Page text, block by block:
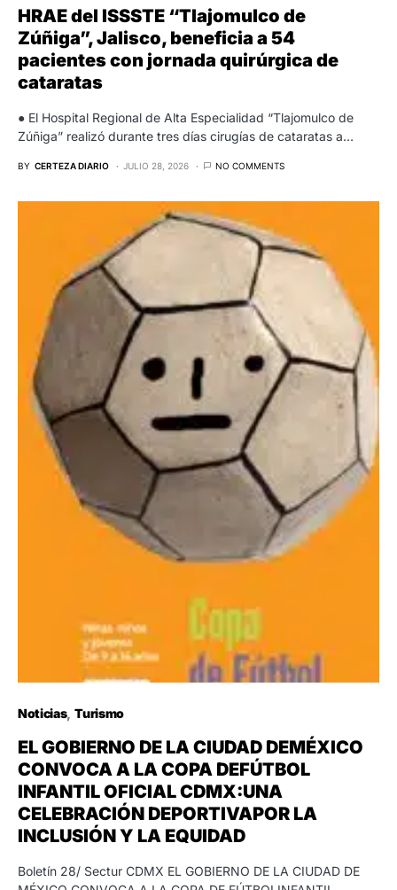
HRAE del ISSSTE “Tlajomulco de
Zúñiga”, Jalisco, beneficia a 54
pacientes con jornada quirúrgica de
cataratas
● El Hospital Regional de Alta Especialidad “Tlajomulco de
Zúñiga” realizó durante tres días cirugías de cataratas a…
BY CERTEZA DIARIO JULIO 28, 2026 NO COMMENTS
Noticias Turismo
EL GOBIERNO DE LA CIUDAD DEMÉXICO
CONVOCA A LA COPA DEFÚTBOL
INFANTIL OFICIAL CDMX:UNA
CELEBRACIÓN DEPORTIVAPOR LA
INCLUSIÓN Y LA EQUIDAD
Boletín 28/ Sectur CDMX EL GOBIERNO DE LA CIUDAD DE